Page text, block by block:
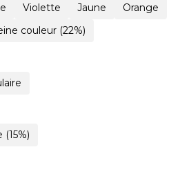
Violette Jaune
Orange
couleur (22%)
(15%)